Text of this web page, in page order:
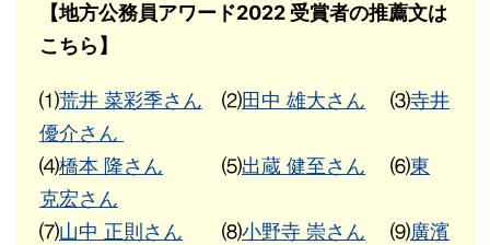
【地方公務員アワード2022 受賞者の推薦文は
こちら】
⑴荒井 菜彩季さん ⑵田中 雄大さん ⑶寺井
優介さん
⑷橋本 隆さん ⑸出蔵 健至さん ⑹東
克宏さん
⑺山中 正則さん ⑻小野寺 崇さん ⑼廣濱